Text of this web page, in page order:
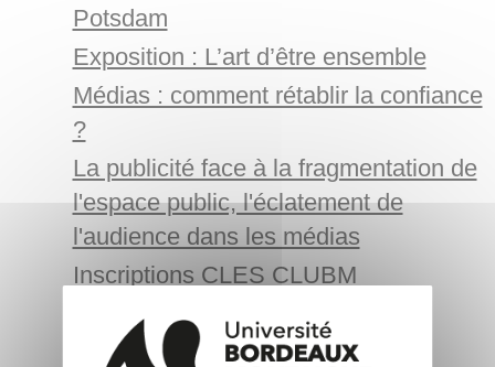
Potsdam
Exposition : L’art d’être ensemble
Médias : comment rétablir la confiance
?
La publicité face à la fragmentation de
l'espace public, l'éclatement de
l'audience dans les médias
Inscriptions CLES CLUBM
Journée Alter’MMI : promouvoir
l’alternance pour les Métiers du